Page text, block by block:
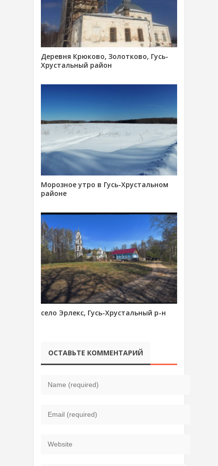
Деревня Крюково, Золотково, Гусь-
Хрустальный район
Морозное утро в Гусь-Хрустальном
районе
село Эрлекс, Гусь-Хрустальный р-н
ОСТАВЬТЕ КОММЕНТАРИЙ